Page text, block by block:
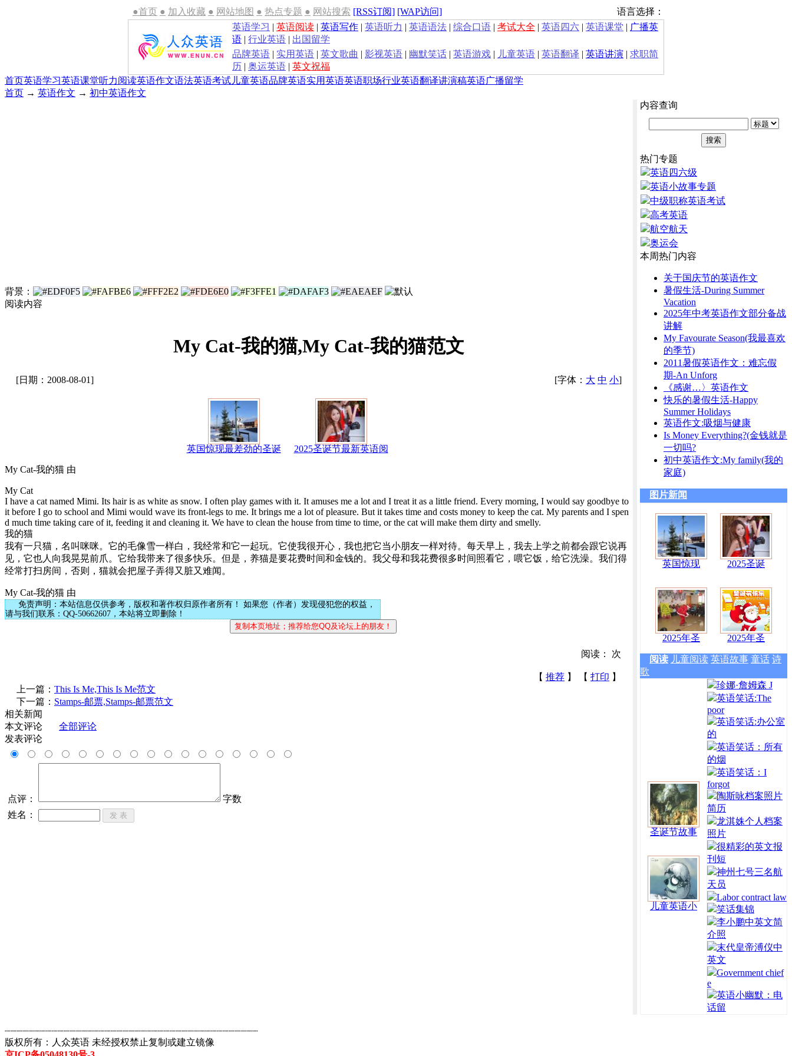
●首页 ● 加入收藏 ● 网站地图 ● 热点专题 ● 网站搜索 [RSS订阅] [WAP访问]
语言选择：
英语学习 | 英语阅读 | 英语写作 | 英语听力 | 英语语法 | 综合口语 | 考试大全 | 英语四六 | 英语课堂 | 广播英
语 | 行业英语 | 出国留学
品牌英语 | 实用英语 | 英文歌曲 | 影视英语 | 幽默笑话 | 英语游戏 | 儿童英语 | 英语翻译 | 英语讲演 | 求职简
历 | 奥运英语 | 英文祝福
首页英语学习英语课堂听力阅读英语作文语法英语考试 儿童英语品牌英语实用英语英语职场行业英语翻译讲演稿英语广播留学
首页 → 英语作文 → 初中英语作文
背景：
阅读内容
My Cat-我的猫,My Cat-我的猫范文
[日期：2008-08-01] [字体： 大 中 小]
英国惊现最差劲的圣诞 2025圣诞节最新英语阅
My Cat-我的猫 由
My Cat
I have a cat named Mimi. Its hair is as white as snow. I often play games with it. It amuses me a lot and I treat it as a little friend. Every morning, I would say goodbye to
it before I go to school and Mimi would wave its front-legs to me. It brings me a lot of pleasure. But it takes time and costs money to keep the cat. My parents and I spen
d much time taking care of it, feeding it and cleaning it. We have to clean the house from time to time, or the cat will make them dirty and smelly.
我的猫
我有一只猫，名叫咪咪。它的毛像雪一样白，我经常和它一起玩。它使我很开心，我也把它当小朋友一样对待。每天早上，我去上学之前都会跟它说再
见，它也人向我晃晃前爪。它给我带来了很多快乐。但是，养猫是要花费时间和金钱的。我父母和我花费很多时间照看它，喂它饭，给它洗澡。我们得
经常打扫房间，否则，猫就会把屋子弄得又脏又难闻。
My Cat-我的猫 由
免责声明：本站信息仅供参考，版权和著作权归原作者所有！ 如果您（作者）发现侵犯您的权益，
请与我们联系：QQ-50662607，本站将立即删除！
阅读： 次
【 推荐 】 【 打印 】
上一篇： This Is Me,This Is Me范文
下一篇： Stamps-邮票,Stamps-邮票范文
相关新闻
本文评论
全部评论
发表评论
点评：
字数
姓名：
内容查询
热门专题
英语四六级
英语小故事专题
中级职称英语考试
高考英语
航空航天
奥运会
本周热门内容
关于国庆节的英语作文
暑假生活-During Summer
Vacation
2025年中考英语作文部分备战
讲解
My Favourate Season(我最喜欢
的季节)
2011暑假英语作文：难忘假
期-An Unforg
《感谢…〉英语作文
快乐的暑假生活-Happy
Summer Holidays
英语作文:吸烟与健康
Is Money Everything?(金钱就是
一切吗?
初中英语作文:My family(我的
家庭)
图片新闻
英国惊现 2025圣诞
2025年圣 2025年圣
阅读 儿童阅读 英语故事 童话 诗
歌
圣诞节故事
儿童英语小
珍娜·詹姆森 J
英语笑话:The
poor
英语笑话:办公室
的
英语笑话：所有
的烟
英语笑话：I
forgot
陶斯咏档案照片
简历
龙淇姝个人档案
照片
很精彩的英文报
刊短
神州七号三名航
天员
Labor contract law
笑话集锦
李小鹏中英文简
介照
末代皇帝溥仪中
英文
Government chief
e
英语小幽默：电
话留
┈┈┈┈┈┈┈┈┈┈┈┈┈┈┈┈┈┈┈┈┈┈┈┈┈┈┈┈┈┈┈┈┈┈┈┈┈┈┈┈┈┈┈
版权所有：人众英语 未经授权禁止复制或建立镜像